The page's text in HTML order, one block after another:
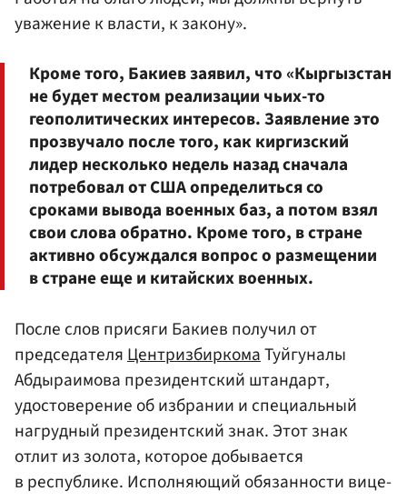
уважение к власти, к закону».
Кроме того, Бакиев заявил, что «Кыргызстан
не будет местом реализации чьих-то
геополитических интересов. Заявление это
прозвучало после того, как киргизский
лидер несколько недель назад сначала
потребовал от США определиться со
сроками вывода военных баз, а потом взял
свои слова обратно. Кроме того, в стране
активно обсуждался вопрос о размещении
в стране еще и китайских военных.
После слов присяги Бакиев получил от
председателяЦентризбиркомаТуйгуналы
Абдыраимова президентский штандарт,
удостоверение об избрании и специальный
нагрудный президентский знак. Этот знак
отлит из золота, которое добывается
в республике. Исполняющий обязанности вице-